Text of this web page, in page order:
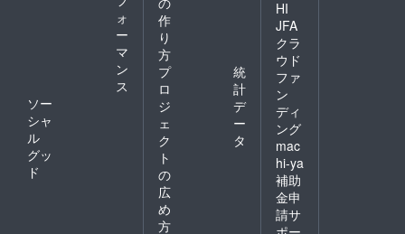
ォ
ー
マ
ン
ス
ソー
シャ
ル
グッ
ド
作
り
方
プ
ロ
ジ
ェ
ク
ト
の
広
め
方
統
計
デ
ー
タ
HI
JFA
クラ
ウド
ファ
ン
ディ
ング
mac
hi-ya
補助
金申
請サ